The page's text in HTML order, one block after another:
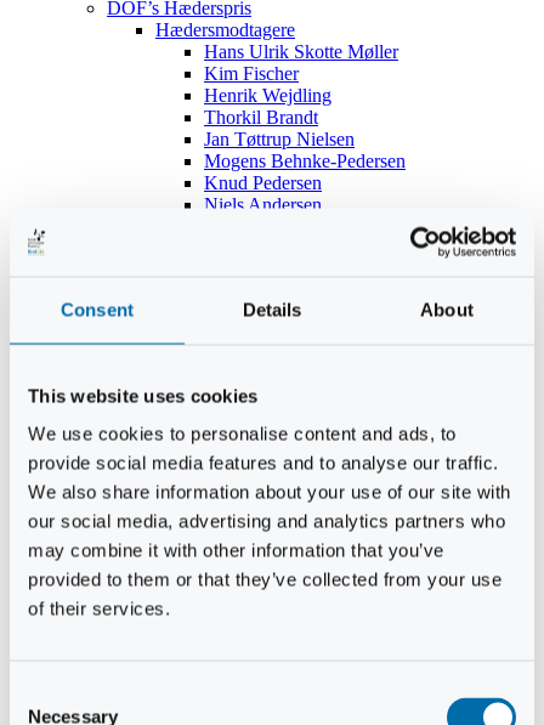
Consent Details About
This website uses cookies
We use cookies to personalise content and ads, to
provide social media features and to analyse our traffic.
We also share information about your use of our site with
our social media, advertising and analytics partners who
may combine it with other information that you’ve
provided to them or that they’ve collected from your use
of their services.
Necessary
DOF’s Hæderspris
Hædersmodtagere
Hans Ulrik Skotte Møller
Kim Fischer
Henrik Wejdling
Thorkil Brandt
Jan Tøttrup Nielsen
Mogens Behnke-Pedersen
Knud Pedersen
Niels Andersen
Christian Hjorth
Niels Thomas Rosenberg
Benny Gensbøl
Bent Jakobsen
Svend Andersen
Bent Wigh
Jens-Kjeld Jensen
Jon Fjeldså
William Carøe Aarestrup
Erik Mølgaard